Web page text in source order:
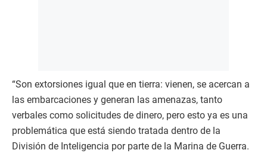
“Son extorsiones igual que en tierra: vienen, se acercan a
las embarcaciones y generan las amenazas, tanto
verbales como solicitudes de dinero, pero esto ya es una
problemática que está siendo tratada dentro de la
División de Inteligencia por parte de la Marina de Guerra.